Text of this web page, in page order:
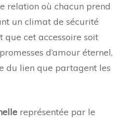
relation où chacun prend
un climat de sécurité
que cet accessoire soit
d’amour éternel,
du lien que partagent les
représentée par le